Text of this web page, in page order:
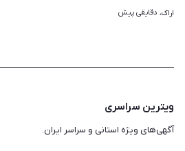
اراک، دقایقی پیش
ویترین سراسری
آگهی‌های ویژه استانی و سراسر ایران.